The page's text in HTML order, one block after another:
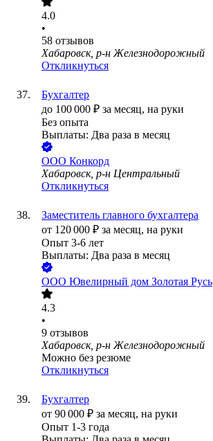
4.0
•
58 отзывов
Хабаровск, р-н Железнодорожный
Откликнуться
Бухгалтер
до 100 000 ₽ за месяц, на руки
Без опыта
Выплаты: Два раза в месяц
ООО Конкорд
Хабаровск, р-н Центральный
Откликнуться
Заместитель главного бухгалтера
от 120 000 ₽ за месяц, на руки
Опыт 3-6 лет
Выплаты: Два раза в месяц
ООО Ювелирный дом Золотая Русь
4.3
•
9 отзывов
Хабаровск, р-н Железнодорожный
Можно без резюме
Откликнуться
Бухгалтер
от 90 000 ₽ за месяц, на руки
Опыт 1-3 года